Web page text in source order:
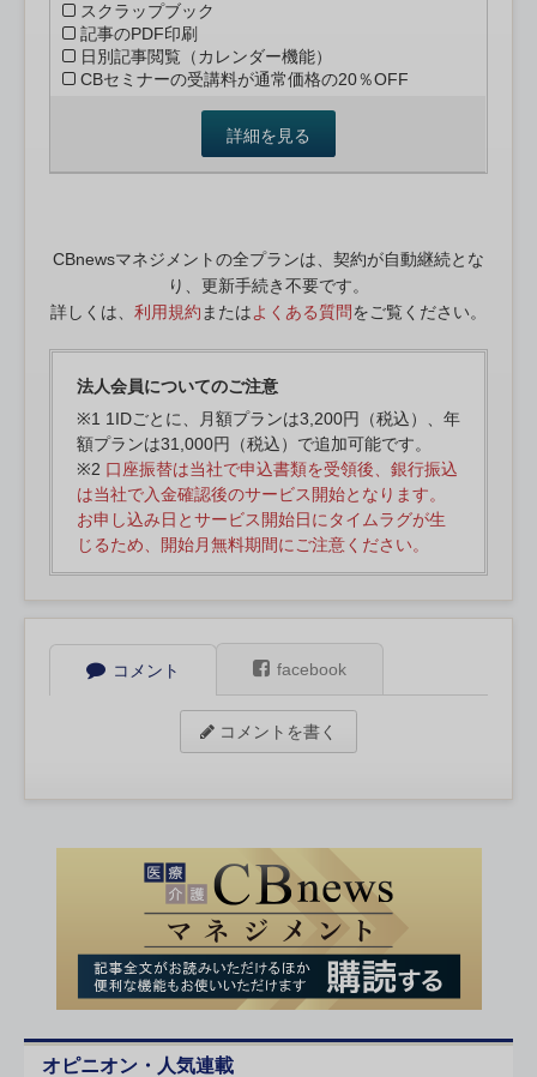
スクラップブック
記事のPDF印刷
日別記事閲覧（カレンダー機能）
CBセミナーの受講料が通常価格の20％OFF
詳細を見る
CBnewsマネジメントの全プランは、契約が自動継続とな
り、更新手続き不要です。
詳しくは、 利用規約 またはよくある質問をご覧ください。
法人会員についてのご注意
※1 1IDごとに、月額プランは3,200円（税込）、年
額プランは31,000円（税込）で追加可能です。
※2 口座振替は当社で申込書類を受領後、銀行振込
は当社で入金確認後のサービス開始となります。
お申し込み日とサービス開始日にタイムラグが生
じるため、開始月無料期間にご注意ください。
コメント facebook
コメントを書く
オピニオン・人気連載